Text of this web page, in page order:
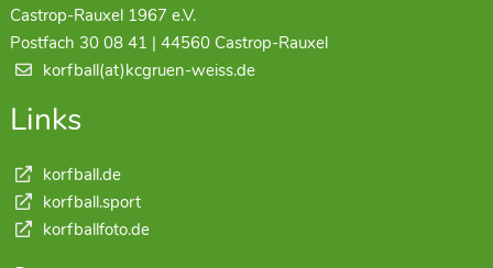
Castrop-Rauxel 1967 e.V.
Postfach 30 08 41 | 44560 Castrop-Rauxel
korfball(at)kcgruen-weiss.de
Links
korfball.de
korfball.sport
korfballfoto.de